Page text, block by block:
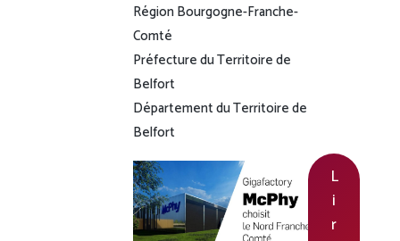
Région Bourgogne-Franche-
Comté
Préfecture du Territoire de
Belfort
Département du Territoire de
Belfort
L
i
r